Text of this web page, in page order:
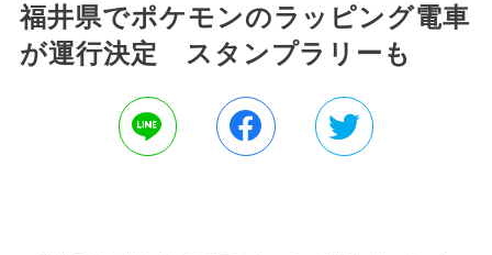
福井県でポケモンのラッピング電車
が運行決定 スタンプラリーも